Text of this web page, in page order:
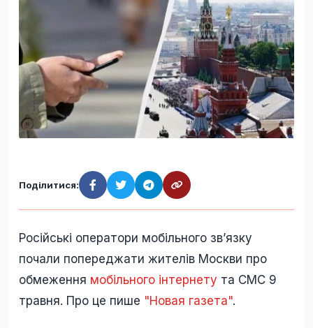
Поділитися:
Російські оператори мобільного зв’язку
почали попереджати жителів Москви про
обмеження мобільного інтернету та СМС 9
травня. Про це пише "Новая газета".